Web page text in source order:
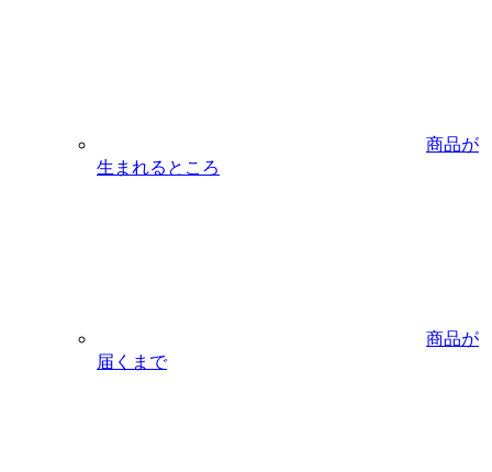
商品が
生まれるところ
商品が
届くまで